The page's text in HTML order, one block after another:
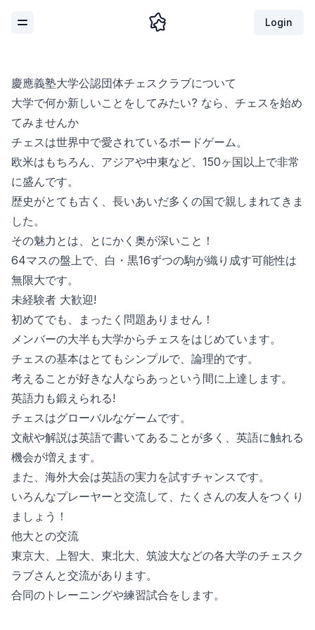
Toggle Menu Login
慶應義塾大学公認団体チェスクラブについて
大学で何か新しいことをしてみたい? なら、チェスを始め
てみませんか
チェスは世界中で愛されているボードゲーム。
欧米はもちろん、アジアや中東など、150ヶ国以上で非常
に盛んです。
歴史がとても古く、長いあいだ多くの国で親しまれてきま
した。
その魅力とは、とにかく奥が深いこと！
64マスの盤上で、白・黒16ずつの駒が織り成す可能性は
無限大です。
未経験者 大歓迎!
初めてでも、まったく問題ありません！
メンバーの大半も大学からチェスをはじめています。
チェスの基本はとてもシンプルで、論理的です。
考えることが好きな人ならあっという間に上達します。
英語力も鍛えられる!
チェスはグローバルなゲームです。
文献や解説は英語で書いてあることが多く、英語に触れる
機会が増えます。
また、海外大会は英語の実力を試すチャンスです。
いろんなプレーヤーと交流して、たくさんの友人をつくり
ましょう！
他大との交流
東京大、上智大、東北大、筑波大などの各大学のチェスク
ラブさんと交流があります。
合同のトレーニングや練習試合をします。